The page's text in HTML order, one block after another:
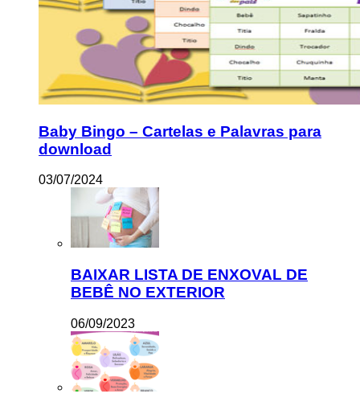
Baby Bingo – Cartelas e Palavras para
download
03/07/2024
BAIXAR LISTA DE ENXOVAL DE
BEBÊ NO EXTERIOR
06/09/2023